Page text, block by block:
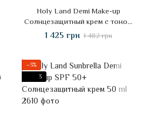
Holy Land Demi Make-up
Солнцезащитный крем с тоном
50 ml
1 425 грн 1 482 грн
−3%
3